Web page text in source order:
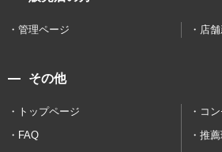
管理ページ 店
その他
トップページ
コ
FAQ
推